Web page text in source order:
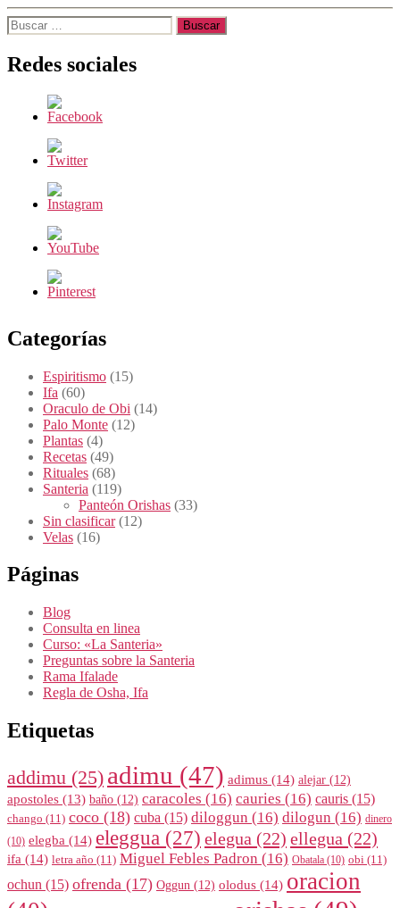
Buscar:
Redes sociales
Categorías
Espiritismo (15)
Ifa (60)
Oraculo de Obi (14)
Palo Monte (12)
Plantas (4)
Recetas (49)
Rituales (68)
Santeria (119)
Panteón Orishas (33)
Sin clasificar(12)
Velas (16)
Páginas
Blog
Consulta en linea
Curso: «La Santeria»
Preguntas sobre la Santeria
Rama Ifalade
Regla de Osha, Ifa
Etiquetas
addimu (25) adimu (47) adimus (14) alejar (12)
apostoles (13) baño (12) caracoles (16) cauries (16) cauris (15)
chango (11) coco (18) cuba (15) diloggun (16) dilogun (16) dinero
(10) elegba (14) eleggua (27) elegua (22) ellegua (22)
ifa (14) letra año (11) Miguel Febles Padron (16) Obatala (10) obi (11)
ochun (15) ofrenda (17) Oggun (12) olodus (14) oracion